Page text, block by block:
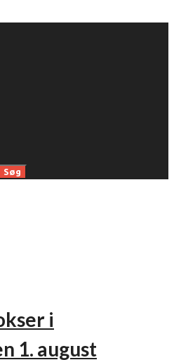
i
1. august